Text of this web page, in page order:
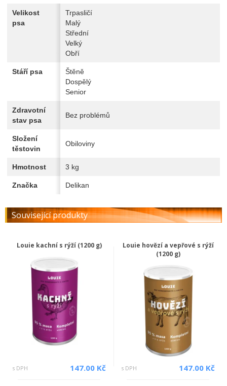
Velikost
psa
Trpasličí
Malý
Střední
Velký
Obří
Stáří psa
Štěně
Dospělý
Senior
Zdravotní
stav psa
Bez problémů
Složení
těstovin
Obiloviny
Hmotnost 3 kg
Značka Delikan
Související produkty
Louie kachní s rýží (1200 g)
s DPH 147.00 Kč
Louie hovězí a vepřové s rýží
(1200 g)
s DPH 147.00 Kč